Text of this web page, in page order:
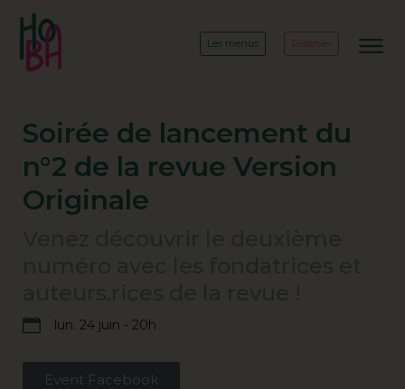
Les menus Réserver
Soirée de lancement du
n°2 de la revue Version
Originale
lun. 24 juin - 20h
Event Facebook